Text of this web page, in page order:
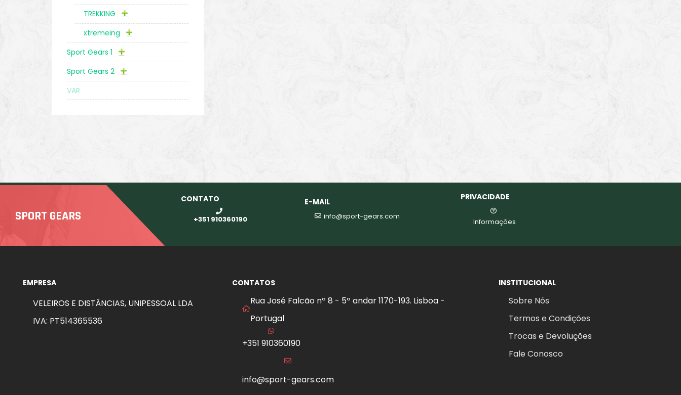
TREKKING
xtremeing
Sport Gears 1
Sport Gears 2
VAR
SPORT GEARS
CONTATO
+351 910360190
E-MAIL
info@sport-gears.com
PRIVACIDADE
Informações
EMPRESA
VELEIROS E DISTÂNCIAS, UNIPESSOAL LDA
IVA: PT514365536
CONTATOS
Rua José Falcão nº 8 - 5º andar 1170-193. Lisboa -
Portugal
+351 910360190
info@sport-gears.com
INSTITUCIONAL
Sobre Nós
Termos e Condições
Trocas e Devoluções
Fale Conosco